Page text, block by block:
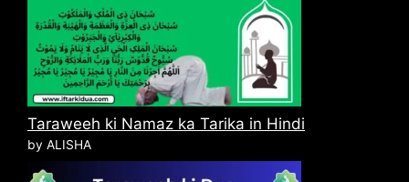
Taraweeh ki Namaz ka Tarika in Hindi
by ALISHA